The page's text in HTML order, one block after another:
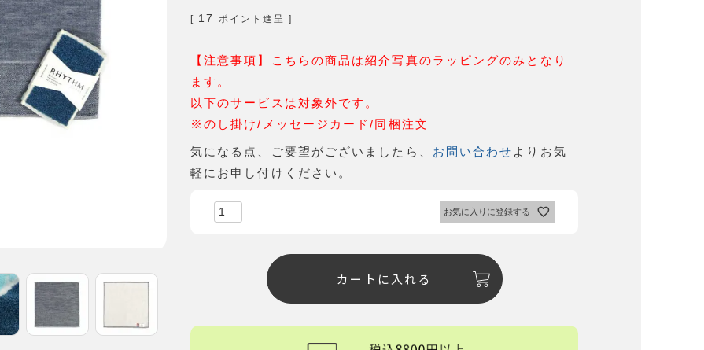
[ 17 ポイント進呈 ]
【注意事項】こちらの商品は紹介写真のラッピングのみとなり
ます。
以下のサービスは対象外です。
※のし掛け/メッセージカード/同梱注文
気になる点、ご要望がございましたら、 お問い合わせ よりお気
軽にお申し付けください。
お気に入りに登録する
カートに入れる